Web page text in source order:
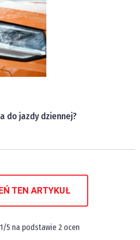
do jazdy dziennej?
TEN ARTYKUŁ
1/5 na podstawie 2ocen